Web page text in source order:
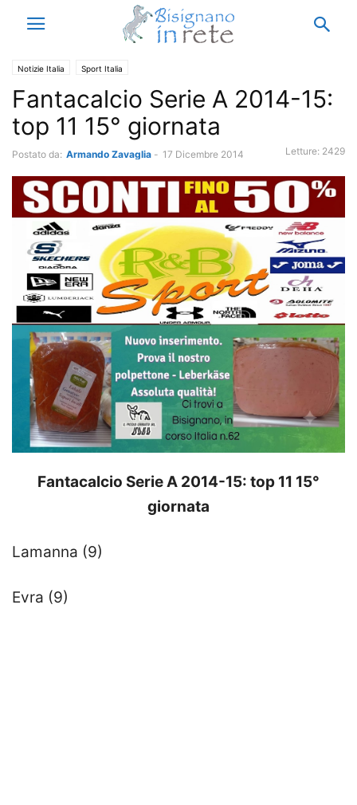
Notizie Italia Sport Italia
Fantacalcio Serie A 2014-15:
top 11 15° giornata
Postato da: Armando Zavaglia - 17 Dicembre 2014 Letture: 2429
Fantacalcio Serie A 2014-15: top 11 15°
giornata
Lamanna (9)
Evra (9)